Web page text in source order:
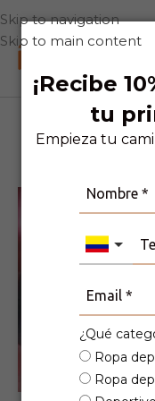
¡Recibe
tu
Empieza tu
¿Qué
Ropa
Ropa
Skip to navigation
Skip to main content
0